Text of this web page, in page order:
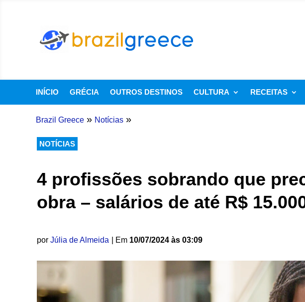
INÍCIO GRÉCIA OUTROS DESTINOS CULTURA RECEITAS
Brazil Greece » Notícias »
NOTÍCIAS
4 profissões sobrando que
obra – salários de até R$
por Júlia de Almeida | Em 10/07/2024 às 03:09